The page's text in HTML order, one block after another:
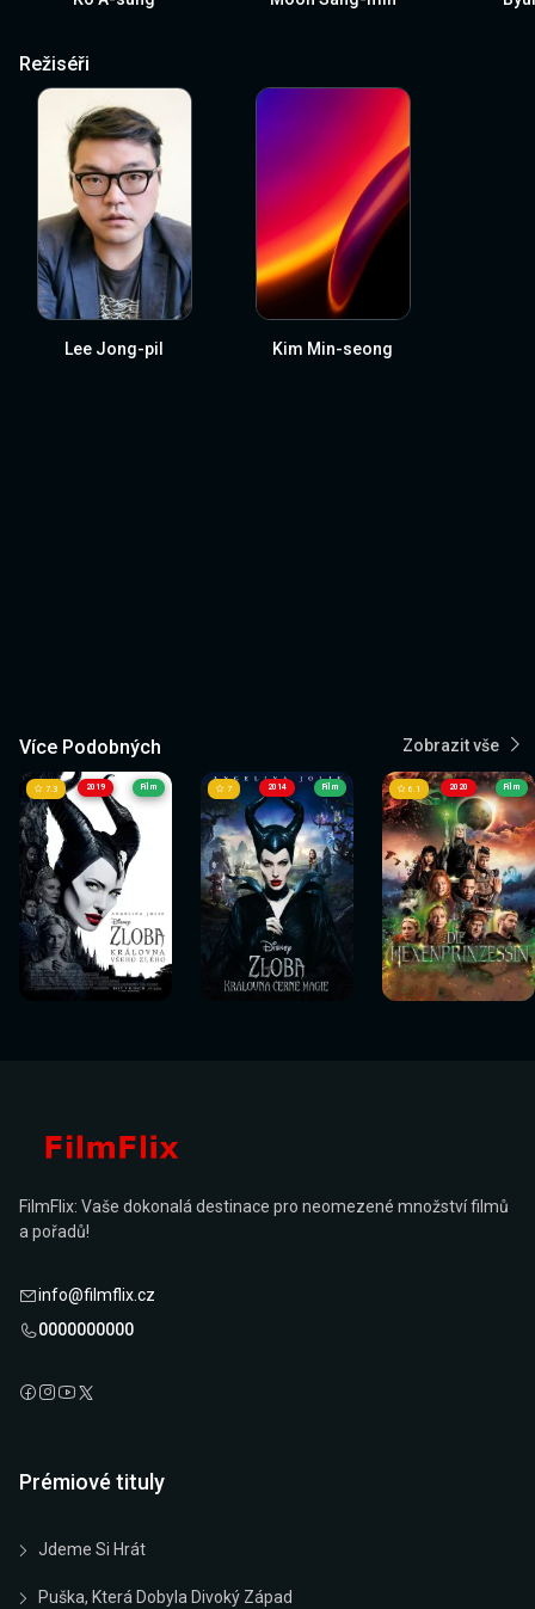
Režiséři
Lee Jong-pil Kim Min-seong
Více Podobných Zobrazit vše
2019
Sledovat
nyní
7.3 Film
Sledovat
nyní
2014
Sledovat
nyní
7 Film
Sledovat
nyní
2020
Sledovat
nyní
6.1 Film
Sledovat
nyní
FilmFlix: Vaše dokonalá destinace pro neomezené množství filmů
a pořadů!
info@filmflix.cz
0000000000
Prémiové tituly
Jdeme Si Hrát
Puška, Která Dobyla Divoký Západ